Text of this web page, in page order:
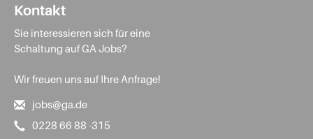
Kontakt
Sie interessieren sich für eine
Schaltung auf GA Jobs?
Wir freuen uns auf Ihre Anfrage!
jobs@ga.de
0228 66 88 -315